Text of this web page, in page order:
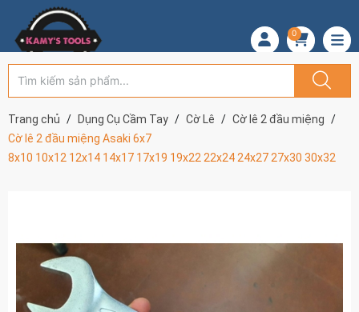
0
Trang chủ Dụng Cụ Cầm Tay Cờ Lê
Cờ lê 2 đầu miệng
Cờ lê 2 đầu miệng Asaki 6x7
8x10 10x12 12x14 14x17 17x19 19x22 22x24 24x27 27x30 30x32